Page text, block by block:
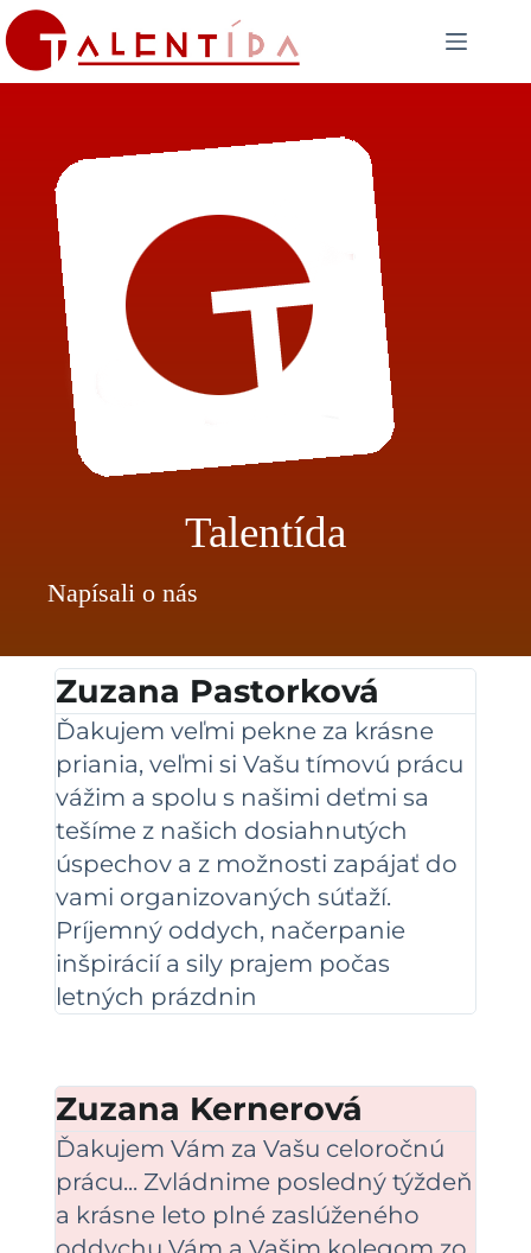
Talentída
Napísali o nás
Zuzana Pastorková
Ďakujem veľmi pekne za krásne
priania, veľmi si Vašu tímovú prácu
vážim a spolu s našimi deťmi sa
tešíme z našich dosiahnutých
úspechov a z možnosti zapájať do
vami organizovaných súťaží.
Príjemný oddych, načerpanie
inšpirácií a sily prajem počas
letných prázdnin
Zuzana Kernerová
Ďakujem Vám za Vašu celoročnú
prácu... Zvládnime posledný týždeň
a krásne leto plné zaslúženého